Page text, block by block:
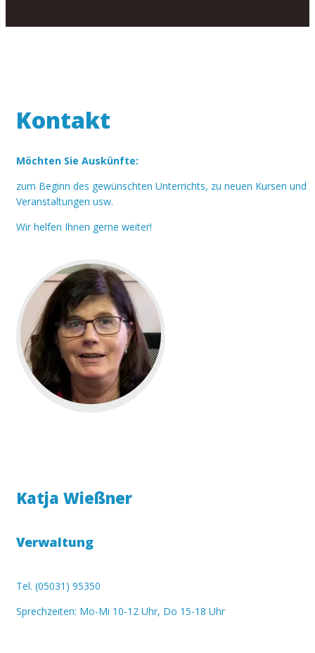
Kontakt
Möchten Sie Auskünfte:
zum Beginn des gewünschten Unterrichts, zu neuen Kursen
Veranstaltungen usw.
Wir helfen Ihnen gerne weiter!
Katja Wießner
Verwaltung
Tel. (05031) 95350
Sprechzeiten: Mo-Mi 10-12 Uhr, Do 15-18 Uhr